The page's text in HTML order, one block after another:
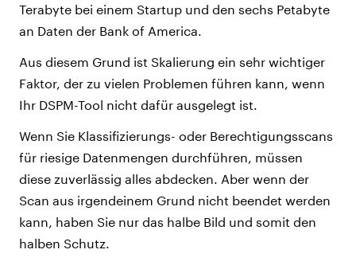
Terabyte bei einem Startup und den sechs Petabyte
an Daten der Bank of America.
Aus diesem Grund ist Skalierung ein sehr wichtiger
Faktor, der zu vielen Problemen führen kann, wenn
Ihr DSPM-Tool nicht dafür ausgelegt ist.
Wenn Sie Klassifizierungs- oder Berechtigungsscans
für riesige Datenmengen durchführen, müssen
diese zuverlässig alles abdecken. Aber wenn der
Scan aus irgendeinem Grund nicht beendet werden
kann, haben Sie nur das halbe Bild und somit den
halben Schutz.